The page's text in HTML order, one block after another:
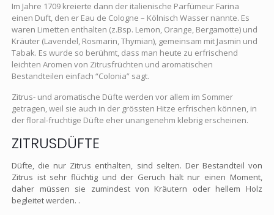
Im Jahre 1709 kreierte dann der italienische Parfümeur Farina
einen Duft, den er Eau de Cologne – Kölnisch Wasser nannte. Es
waren Limetten enthalten (z.Bsp. Lemon, Orange, Bergamotte) und
Kräuter (Lavendel, Rosmarin, Thymian), gemeinsam mit Jasmin und
Tabak. Es wurde so berühmt, dass man heute zu erfrischend
leichten Aromen von Zitrusfrüchten und aromatischen
Bestandteilen einfach “Colonia” sagt.
Zitrus- und aromatische Düfte werden vor allem im Sommer
getragen, weil sie auch in der grössten Hitze erfrischen können, in
der floral-fruchtige Düfte eher unangenehm klebrig erscheinen.
ZITRUSDÜFTE
Düfte, die nur Zitrus enthalten, sind selten. Der Bestandteil von
Zitrus ist sehr flüchtig und der Geruch hält nur einen Moment,
daher müssen sie zumindest von Kräutern oder hellem Holz
begleitet werden. .